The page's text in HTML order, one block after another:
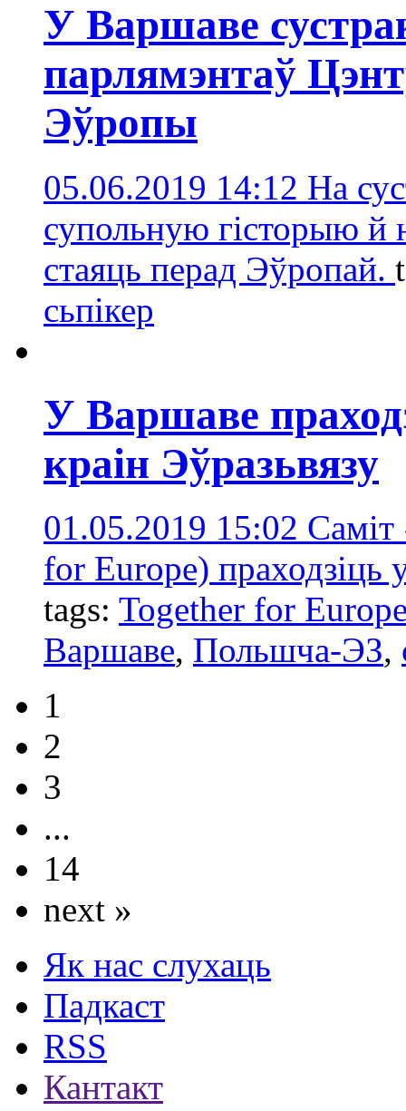
У Варшаве
парлямэнтаў
Эўропы
05.06.2019 14:12 На
супольную гісторыю й
стаяць перад Эўропай.
сьпікер
У Варшаве
краін Эўразьвязу
01.05.2019 15:02
for Europe) праходзіць
tags: Together for
Варшаве, Польшча-ЭЗ,
1
2
3
...
14
next »
Як нас слухаць
Падкаст
RSS
Кантакт